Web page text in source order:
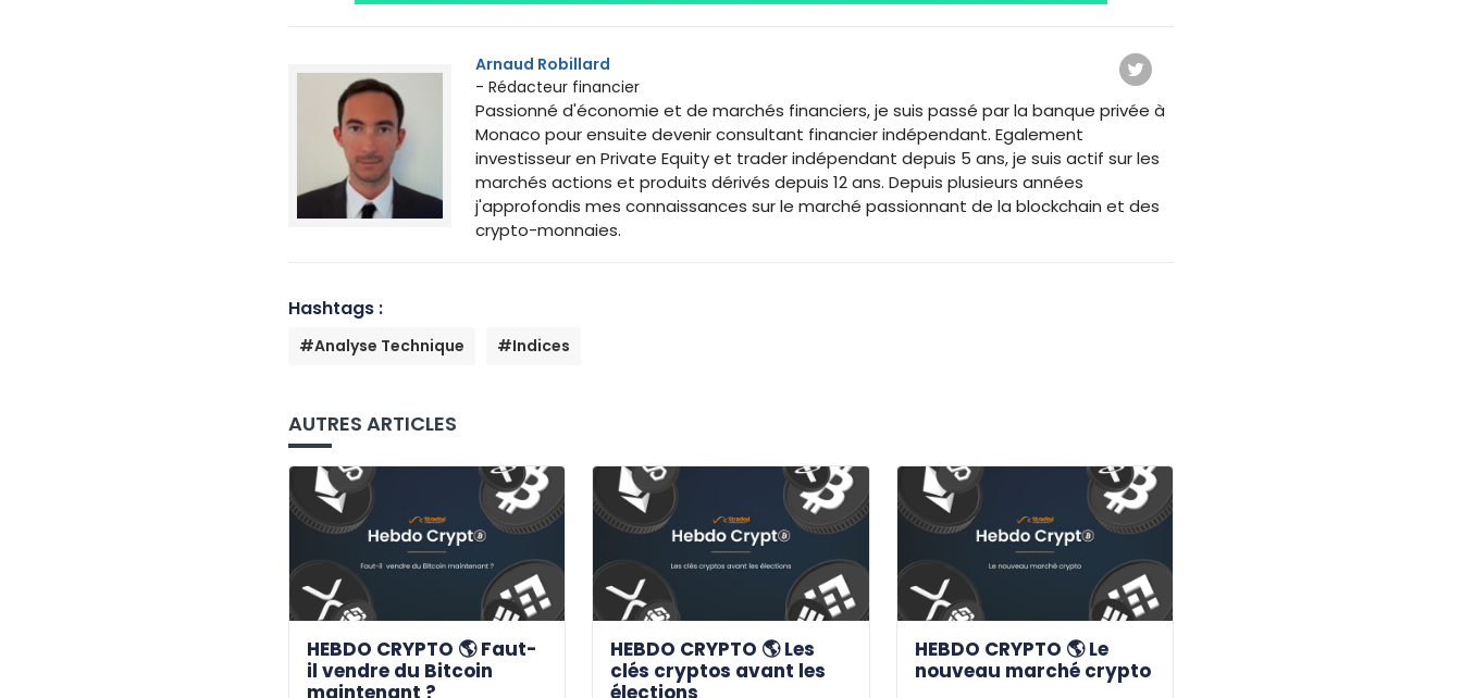
Arnaud Robillard
- Rédacteur financier
Passionné d'économie et de marchés financiers, je suis passé par la banque privée à
Monaco pour ensuite devenir consultant financier indépendant. Egalement
investisseur en Private Equity et trader indépendant depuis 5 ans, je suis actif sur les
marchés actions et produits dérivés depuis 12 ans. Depuis plusieurs années
j'approfondis mes connaissances sur le marché passionnant de la blockchain et des
crypto-monnaies.
Hashtags :
#Analyse Technique #Indices
AUTRES ARTICLES
HEBDO CRYPTO 🌎 Faut-
il vendre du Bitcoin
HEBDO CRYPTO 🌎 Les
clés cryptos avant les
HEBDO CRYPTO 🌎 Le
nouveau marché crypto